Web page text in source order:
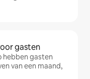
gasten
hebben gasten
van een maand,